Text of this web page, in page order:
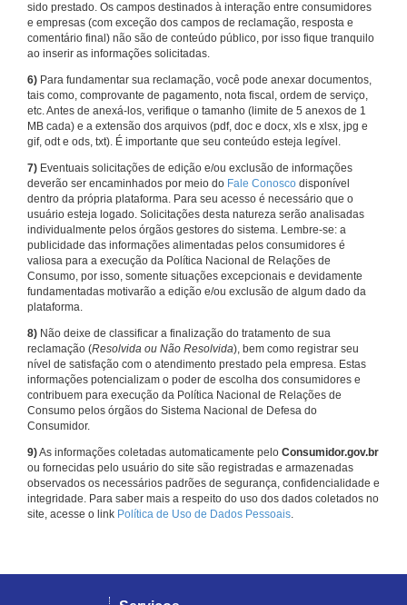
sido prestado. Os campos destinados à interação entre consumidores
e empresas (com exceção dos campos de reclamação, resposta e
comentário final) não são de conteúdo público, por isso fique tranquilo
ao inserir as informações solicitadas.
6) Para fundamentar sua reclamação, você pode anexar documentos,
tais como, comprovante de pagamento, nota fiscal, ordem de serviço,
etc. Antes de anexá-los, verifique o tamanho (limite de 5 anexos de 1
MB cada) e a extensão dos arquivos (pdf, doc e docx, xls e xlsx, jpg e
gif, odt e ods, txt). É importante que seu conteúdo esteja legível.
7) Eventuais solicitações de edição e/ou exclusão de informações
deverão ser encaminhados por meio do Fale Conosco disponível
dentro da própria plataforma. Para seu acesso é necessário que o
usuário esteja logado. Solicitações desta natureza serão analisadas
individualmente pelos órgãos gestores do sistema. Lembre-se: a
publicidade das informações alimentadas pelos consumidores é
valiosa para a execução da Política Nacional de Relações de
Consumo, por isso, somente situações excepcionais e devidamente
fundamentadas motivarão a edição e/ou exclusão de algum dado da
plataforma.
8) Não deixe de classificar a finalização do tratamento de sua
reclamação (Resolvida ou Não Resolvida), bem como registrar seu
nível de satisfação com o atendimento prestado pela empresa. Estas
informações potencializam o poder de escolha dos consumidores e
contribuem para execução da Política Nacional de Relações de
Consumo pelos órgãos do Sistema Nacional de Defesa do
Consumidor.
9)As informações coletadas automaticamente pelo Consumidor.gov.br
ou fornecidas pelo usuário do site são registradas e armazenadas
observados os necessários padrões de segurança, confidencialidade e
integridade. Para saber mais a respeito do uso dos dados coletados no
site, acesse o link Política de Uso de Dados Pessoais.